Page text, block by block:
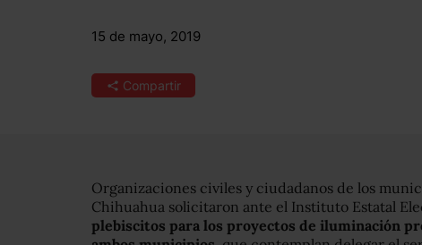
15 de mayo, 2019
Compartir
Organizaciones civiles y ciudadanos de los
Chihuahua solicitaron ante el Instituto Estatal
plebiscitos para los proyectos de iluminación